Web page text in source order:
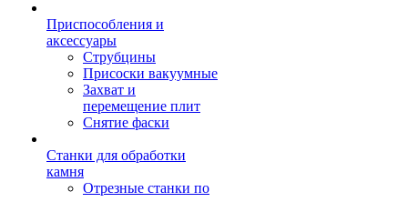
Приспособления и
аксессуары
Струбцины
Присоски вакуумные
Захват и
перемещение плит
Снятие фаски
Станки для обработки
камня
Отрезные станки по